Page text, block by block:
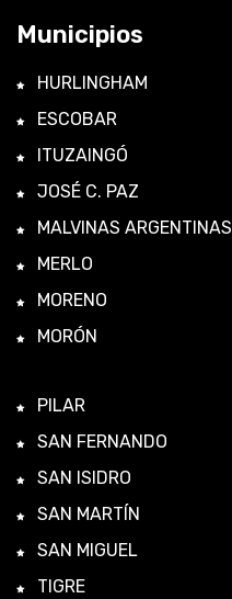
Municipios
HURLINGHAM
ESCOBAR
ITUZAINGÓ
JOSÉ C. PAZ
MALVINAS ARGENTINAS
MERLO
MORENO
MORÓN
PILAR
SAN FERNANDO
SAN ISIDRO
SAN MARTÍN
SAN MIGUEL
TIGRE